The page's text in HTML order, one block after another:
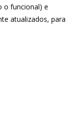
o funcional) e
atualizados, para